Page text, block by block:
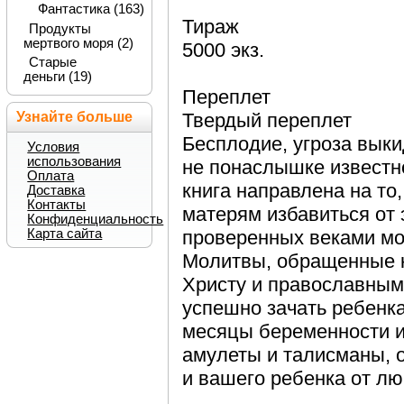
Тираж
5000 экз.
Переплет
Твердый переплет
Бесплодие, угроза
не понаслышке
книга направлена на
матерям избавиться
проверенных веками
Молитвы, обращенные
Христу и
успешно зачать
месяцы беременности
амулеты и талисманы,
и вашего ребенка от
Фантастика (163)
Продукты
мертвого моря (2)
Старые
деньги (19)
Узнайте больше
Условия
использования
Оплата
Доставка
Контакты
Конфиденциальность
Карта сайта